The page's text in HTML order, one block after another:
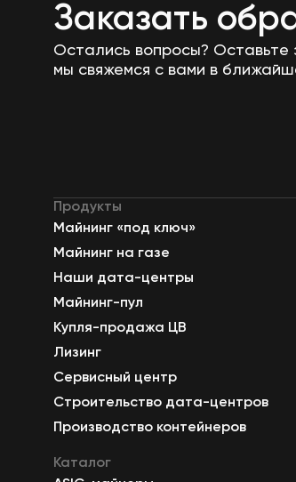
Заказать
Остались вопросы? Оставьте
мы свяжемся с вами в
Продукты
Майнинг «под ключ»
Майнинг на газе
Наши дата-центры
Майнинг-пул
Купля-продажа ЦВ
Лизинг
Сервисный центр
Строительство дата-центров
Производство контейнеров
Каталог